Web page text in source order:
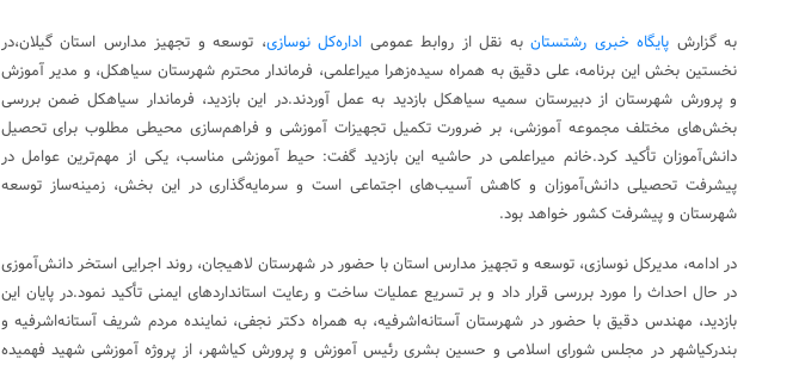
به گزارش پایگاه خبری رشتستانبه نقل از روابط عمومی اداره‌کل نوسازی، توسعه و تجهیز مدارس استان گیلان،در
نخستین بخش این برنامه، علی دقیق به همراه سیده‌زهرا میراعلمی، فرماندار محترم شهرستان سیاهکل، و مدیر آموزش
و پرورش شهرستان از دبیرستان سمیه سیاهکل بازدید به عمل آوردند.در این بازدید، فرماندار سیاهکل ضمن بررسی
بخش‌های مختلف مجموعه آموزشی، بر ضرورت تکمیل تجهیزات آموزشی و فراهم‌سازی محیطی مطلوب برای تحصیل
دانش‌آموزان تأکید کرد.خانم میراعلمی در حاشیه این بازدید گفت: حیط آموزشی مناسب، یکی از مهم‌ترین عوامل در
پیشرفت تحصیلی دانش‌آموزان و کاهش آسیب‌های اجتماعی است و سرمایه‌گذاری در این بخش، زمینه‌ساز توسعه
شهرستان و پیشرفت کشور خواهد بود.
در ادامه، مدیرکل نوسازی، توسعه و تجهیز مدارس استان با حضور در شهرستان لاهیجان، روند اجرایی استخر دانش‌آموزی
در حال احداث را مورد بررسی قرار داد و بر تسریع عملیات ساخت و رعایت استانداردهای ایمنی تأکید نمود.در پایان این
بازدید، مهندس دقیق با حضور در شهرستان آستانه‌اشرفیه، به همراه دکتر نجفی، نماینده مردم شریف آستانه‌اشرفیه و
بندرکیاشهر در مجلس شورای اسلامی و حسین بشری رئیس آموزش و پرورش کیاشهر، از پروژه آموزشی شهید فهمیده